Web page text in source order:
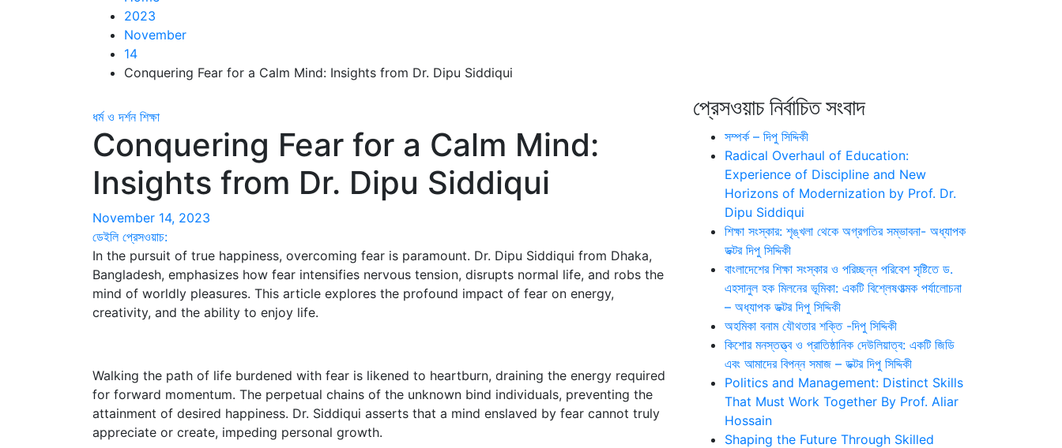
2023
November
14
Conquering Fear for a Calm Mind: Insights from Dr. Dipu Siddiqui
ধর্ম ও দর্শন শিক্ষা
Conquering Fear for a Calm Mind:
Insights from Dr. Dipu Siddiqui
November 14, 2023
ডেইলি প্রেসওয়াচ:
In the pursuit of true happiness, overcoming fear is paramount. Dr. Dipu Siddiqui from Dhaka,
Bangladesh, emphasizes how fear intensifies nervous tension, disrupts normal life, and robs the
mind of worldly pleasures. This article explores the profound impact of fear on energy,
creativity, and the ability to enjoy life.
Walking the path of life burdened with fear is likened to heartburn, draining the energy required
for forward momentum. The perpetual chains of the unknown bind individuals, preventing the
attainment of desired happiness. Dr. Siddiqui asserts that a mind enslaved by fear cannot truly
appreciate or create, impeding personal growth.
প্রেসওয়াচ নির্বাচিত সংবাদ
সম্পর্ক – দিপু সিদ্দিকী
Radical Overhaul of Education:
Experience of Discipline and New
Horizons of Modernization by Prof. Dr.
Dipu Siddiqui
শিক্ষা সংস্কার: শৃঙ্খলা থেকে অগ্রগতির সম্ভাবনা- অধ্যাপক
ডক্টর দিপু সিদ্দিকী
বাংলাদেশের শিক্ষা সংস্কার ও পরিচ্ছন্ন পরিবেশ সৃষ্টিতে ড.
এহসানুল হক মিলনের ভূমিকা: একটি বিশ্লেষণাত্মক পর্যালোচনা
– অধ্যাপক ডক্টর দিপু সিদ্দিকী
অহমিকা বনাম যৌথতার শক্তি -দিপু সিদ্দিকী
কিশোর মনস্তত্ত্ব ও প্রাতিষ্ঠানিক দেউলিয়াত্ব: একটি জিডি
এবং আমাদের বিপন্ন সমাজ – ডক্টর দিপু সিদ্দিকী
Politics and Management: Distinct Skills
That Must Work Together By Prof. Aliar
Hossain
Shaping the Future Through Skilled